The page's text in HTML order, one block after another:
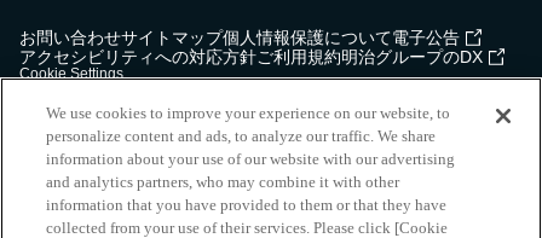
お問い合わせサイトマップ個人情報保護について電子公告
アクセシビリティへの対応方針ご利用規約明治グループのDX
Cookie Settings
明治ホールディングス株式会社 （ EN 簡体 ）
Meiji Seika ファルマ株式会社
We use cookies to improve your experience on our website, to
personalize content and ads, to analyze our traffic. We share
information about your use of our website with our advertising
and analytics partners, who may combine it with other
information that you have provided to them or that they have
collected from your use of their services. Please click [Cookie